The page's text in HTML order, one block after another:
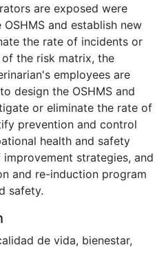
are exposed were
and establish new
the rate of incidents or
of the risk matrix, the
employees are
design the OSHMS and
or eliminate the rate of
prevention and control
health and safety
strategies, and
and re-induction program
safety.
de vida, bienestar,